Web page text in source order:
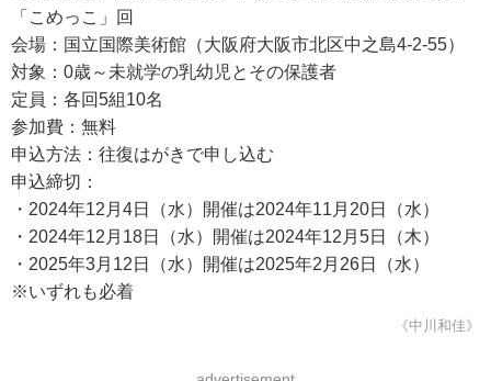
「こめっこ」回
会場：国立国際美術館（大阪府大阪市北区中之島4-2-55）
対象：0歳～未就学の乳幼児とその保護者
定員：各回5組10名
参加費：無料
申込方法：往復はがきで申し込む
申込締切：
・2024年12月4日（水）開催は2024年11月20日（水）
・2024年12月18日（水）開催は2024年12月5日（木）
・2025年3月12日（水）開催は2025年2月26日（水）
※いずれも必着
《中川和佳》